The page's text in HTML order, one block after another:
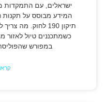
ישראלים, עם התמקדות
המידע מבוסס על תקנות
תיקון 190 לחוק. מה
כשמתכננים טיול לאזור
במפורש שהפוליסה